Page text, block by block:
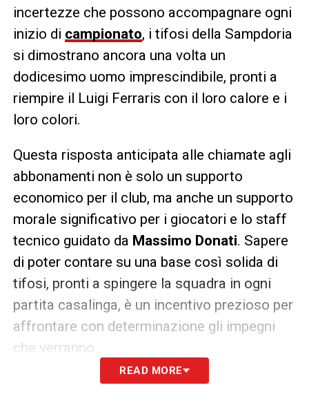
incertezze che possono accompagnare ogni
inizio di campionato, i tifosi della Sampdoria
si dimostrano ancora una volta un
dodicesimo uomo imprescindibile, pronti a
riempire il Luigi Ferraris con il loro calore e i
loro colori.
Questa risposta anticipata alle chiamate agli
abbonamenti non è solo un supporto
economico per il club, ma anche un supporto
morale significativo per i giocatori e lo staff
tecnico guidato da Massimo Donati. Sapere
di poter contare su una base così solida di
tifosi, pronti a spingere la squadra in ogni
partita casalinga, è un incentivo prezioso per
affrontare con determinazione gli impegni
che verranno.
READ MORE